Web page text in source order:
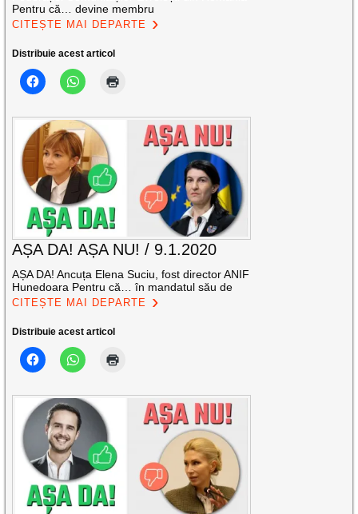
Pentru că… devine membru
CITEȘTE MAI DEPARTE
Distribuie acest articol
AȘA DA! AȘA NU! / 9.1.2020
AȘA DA! Ancuța Elena Suciu, fost director ANIF
Hunedoara Pentru că… în mandatul său de
CITEȘTE MAI DEPARTE
Distribuie acest articol